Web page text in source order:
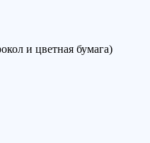
и цветная бумага)